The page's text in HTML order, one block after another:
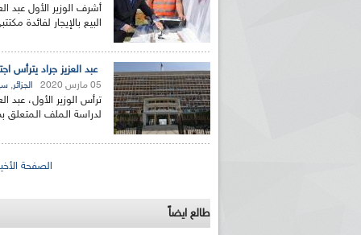
البيع بالإيجار لفائدة
عبد العزيز جراد يترأس
05 مارس 2020 الجزائر,
ترأس الوزير الأول، عبد
لدراسة الـملف
الصفحة
طالع ايضاً